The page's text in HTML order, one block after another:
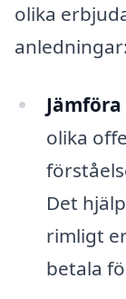
olika
anledningar:
olika
Det
rimligt
betala